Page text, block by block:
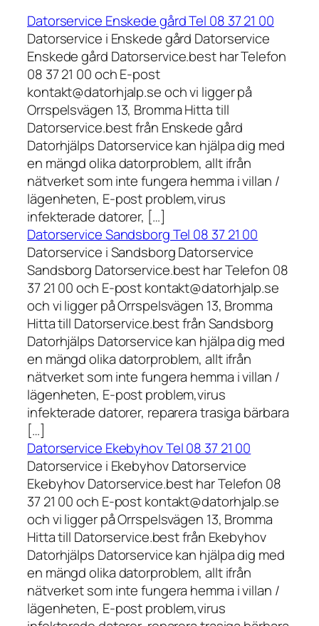
Datorservice Enskede gård Tel 08 37 21 00
Datorservice i Enskede gård Datorservice
Enskede gård Datorservice.best har Telefon
08 37 21 00 och E-post
kontakt@datorhjalp.se och vi ligger på
Orrspelsvägen 13, Bromma Hitta till
Datorservice.best från Enskede gård
Datorhjälps Datorservice kan hjälpa dig med
en mängd olika datorproblem, allt ifrån
nätverket som inte fungera hemma i villan /
lägenheten, E-post problem,virus
infekterade datorer, […]
Datorservice Sandsborg Tel 08 37 21 00
Datorservice i Sandsborg Datorservice
Sandsborg Datorservice.best har Telefon 08
37 21 00 och E-post kontakt@datorhjalp.se
och vi ligger på Orrspelsvägen 13, Bromma
Hitta till Datorservice.best från Sandsborg
Datorhjälps Datorservice kan hjälpa dig med
en mängd olika datorproblem, allt ifrån
nätverket som inte fungera hemma i villan /
lägenheten, E-post problem,virus
infekterade datorer, reparera trasiga bärbara
[…]
Datorservice Ekebyhov Tel 08 37 21 00
Datorservice i Ekebyhov Datorservice
Ekebyhov Datorservice.best har Telefon 08
37 21 00 och E-post kontakt@datorhjalp.se
och vi ligger på Orrspelsvägen 13, Bromma
Hitta till Datorservice.best från Ekebyhov
Datorhjälps Datorservice kan hjälpa dig med
en mängd olika datorproblem, allt ifrån
nätverket som inte fungera hemma i villan /
lägenheten, E-post problem,virus